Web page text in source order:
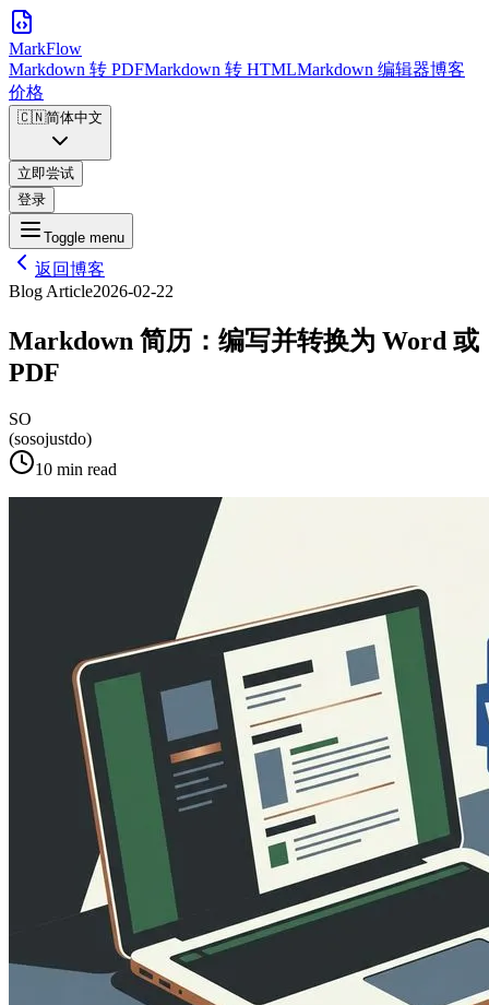
MarkFlow
Markdown 转 PDFMarkdown 转 HTMLMarkdown 编辑器博客
价格
🇨🇳简体中文
立即尝试
登录
Toggle menu
返回博客
Blog Article2026-02-22
Markdown 简历：编写并转换为 Word 或
PDF
SO
(sosojustdo)
10 min read